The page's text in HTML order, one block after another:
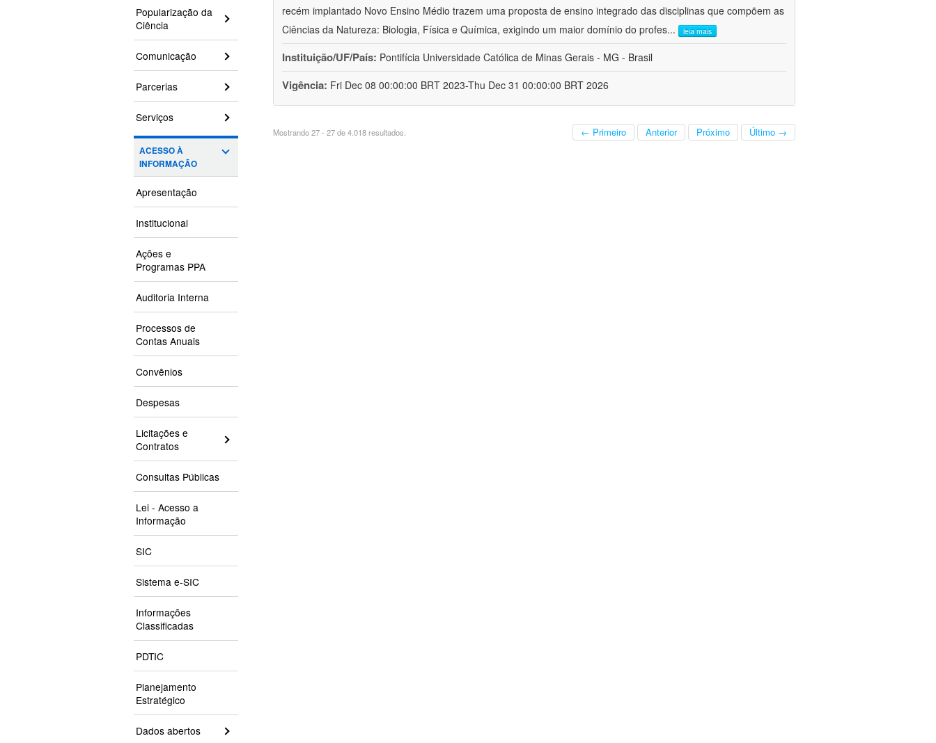
Popularização da
Ciência
Comunicação
Parcerias
Serviços
ACESSO À
INFORMAÇÃO
Apresentação
Institucional
Ações e
Programas PPA
Auditoria Interna
Processos de
Contas Anuais
Convênios
Despesas
Licitações e
Contratos
Consultas Públicas
Lei - Acesso a
Informação
SIC
Sistema e-SIC
Informações
Classificadas
PDTIC
Planejamento
Estratégico
Dados abertos
recém implantado Novo Ensino Médio trazem uma proposta de ensino integrado das disciplinas que compõem as
Ciências da Natureza: Biologia, Física e Química, exigindo um maior domínio do profes... leia mais
Instituição/UF/País: Pontifícia Universidade Católica de Minas Gerais - MG - Brasil
Vigência: Fri Dec 08 00:00:00 BRT 2023-Thu Dec 31 00:00:00 BRT 2026
Mostrando 27 - 27 de 4.018 resultados. ← Primeiro Anterior Próximo Último →